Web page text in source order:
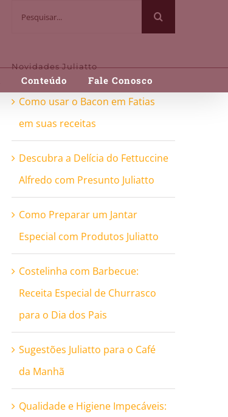
Conteúdo Fale Conosco
Novidades Juliatto
Como usar o Bacon em Fatias
em suas receitas
Descubra a Delícia do Fettuccine
Alfredo com Presunto Juliatto
Como Preparar um Jantar
Especial com Produtos Juliatto
Costelinha com Barbecue:
Receita Especial de Churrasco
para o Dia dos Pais
Sugestões Juliatto para o Café
da Manhã
Qualidade e Higiene Impecáveis: